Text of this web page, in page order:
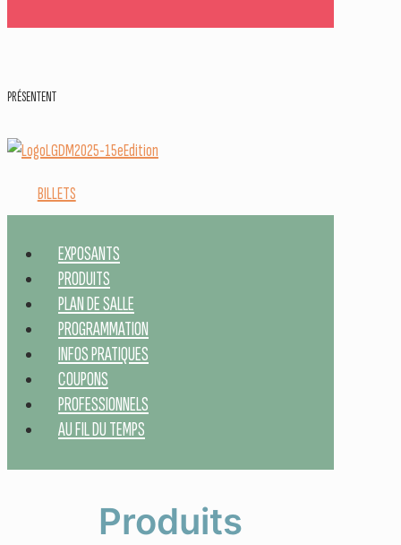
PRÉSENTENT
BILLETS
EXPOSANTS
PRODUITS
PLAN DE SALLE
PROGRAMMATION
INFOS PRATIQUES
COUPONS
PROFESSIONNELS
AU FIL DU TEMPS
Produits